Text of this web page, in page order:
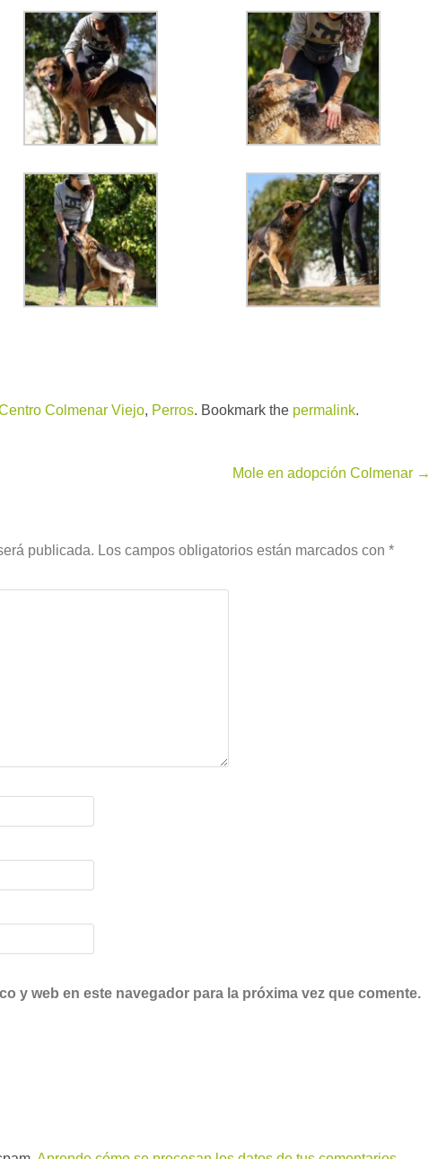
Colmenar Viejo, Perros. Bookmark the permalink.
Mole en adopción Colmenar →
publicada. Los campos obligatorios están marcados con *
y web en este navegador para la próxima vez que comente.